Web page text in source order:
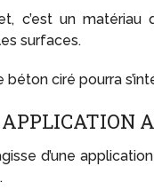
c’est un matériau
surfaces.
béton ciré pourra
d’une